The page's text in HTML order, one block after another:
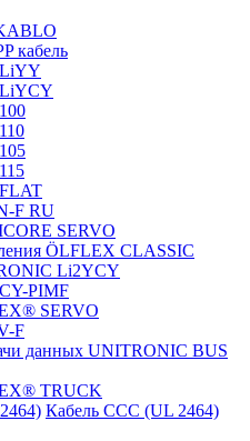
кабель
F RU
SERVO
ÖLFLEX CLASSIC
Li2YCY
PIMF
SERVO
F
данных UNITRONIC BUS
TRUCK
Кабель CCC (UL 2464)